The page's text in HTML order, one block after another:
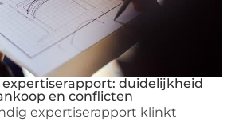
duidelijkheid
en conflicten
expertiserapport klinkt